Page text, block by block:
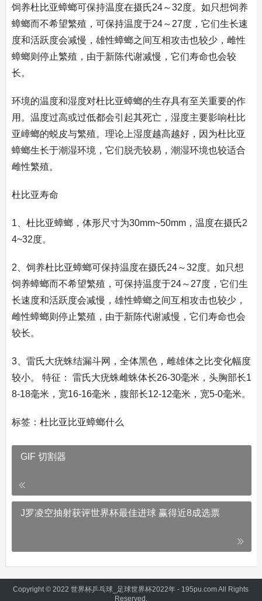
饲养杜比亚蟑螂可保持温度在摄氏24～32度。如只想饲养
蟑螂而不希望繁殖，可保持温度于24～27度，它们生长速
度和活跃度会减慢，雄性蟑螂之间互相攻击也较少，雌性
蟑螂则停止繁殖，由于新陈代谢减慢，它们寿命也会较
长。
环境的温度和湿度对杜比亚蟑螂的生存具有至关重要的作
用。温度过高或过低都会引起其死亡，湿度主要影响杜比
亚嶂螂的蜕皮与繁殖。理论上湿度越高越好，因为杜比亚
蟑螂生长于潮湿环境，它们脱壳较易，潮湿环境也较适合
雌性繁殖。
杜比亚寿命
1、杜比亚蟑螂，体形尺寸为30mm~50mm，温度在摄氏2
4~32度。
2、饲养杜比亚蟑螂可保持温度在摄氏24～32度。如只想
饲养蟑螂而不希望繁殖，可保持温度于24～27度，它们生
长速度和活跃度会减慢，雄性蟑螂之间互相攻击也较少，
雌性蟑螂则停止繁殖，由于新陈代谢减慢，它们寿命也会
较长。
3、雷氏大疣蛛结漏斗网，全体黑色，雌雄体之比变化幅度
较小。 特征： 雷氏大疣蛛雌蛛体长26-30毫米，头胸部长1
8-18毫米，宽16-16毫米，腹部长12-12毫米，宽5-0毫米。
标签：杜比亚比亚蟑螂什么
GIF 切割器
J罗凌空抽射获评世界杯最佳进球 赢得近8成选票
Copyright © 2022 世界杯乒乓球_足球世界杯2022年 - 195pu.com All Rights
Reserved.